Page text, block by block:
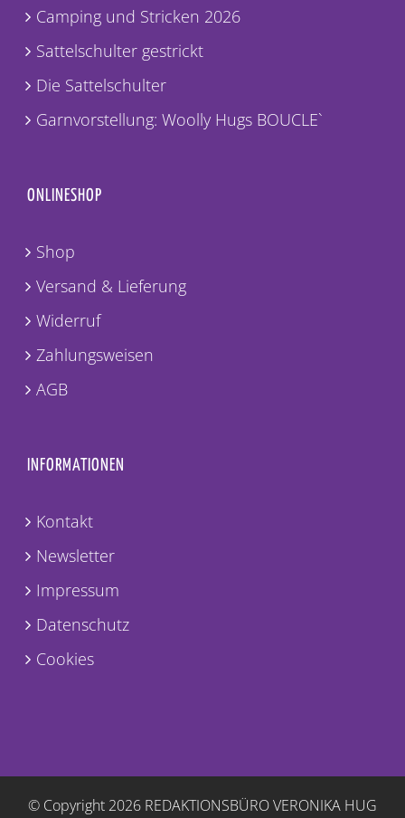
Camping und Stricken 2026
Sattelschulter gestrickt
Die Sattelschulter
Garnvorstellung: Woolly Hugs BOUCLE`
ONLINESHOP
Shop
Versand & Lieferung
Widerruf
Zahlungsweisen
AGB
INFORMATIONEN
Kontakt
Newsletter
Impressum
Datenschutz
Cookies
© Copyright 2026 REDAKTIONSBÜRO VERONIKA HUG